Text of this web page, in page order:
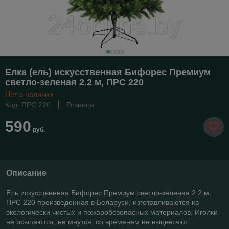
Елка (ель) искусственная Бифорес Премиум
светло-зеленая 2.2 м, ПРС 220
Нет в наличии
Код: ПРС 220
Розница
590 руб.
Описание
Ель искусственная Бифорес Премиум светло-зеленая 2.2 м,
ПРС 220 произведенная в Беларуси, изготавливаются из
экологически чистых и пожаробезопасных материалов. Иголки
не осыпаются, не мнутся, со временем не выцветают.